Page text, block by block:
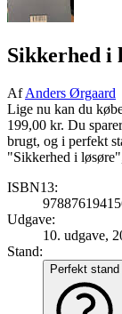
Sikkerhed i
AfAnders Ørgaard
Lige nu kan du
199,00 kr. Du
brugt, og i perfekt
"Sikkerhed i
ISBN13:
Udgave:
10. udgave,
Stand:
Perfekt stand